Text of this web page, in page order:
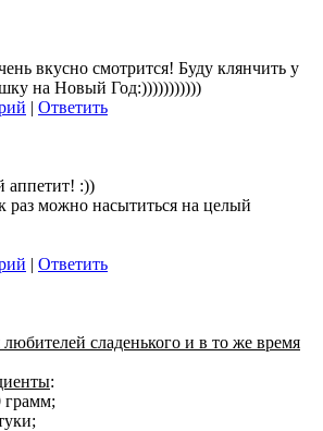
вкусно смотрится! Буду клянчить у
на Новый Год:)))))))))))
| Ответить
аппетит! :))
раз можно насытиться на целый
| Ответить
любителей сладенького и в то же время
:
грамм;